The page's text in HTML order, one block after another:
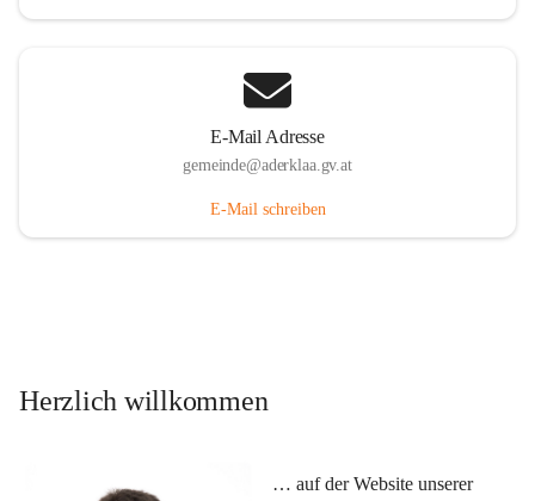
E-Mail Adresse
gemeinde@aderklaa.gv.at
E-Mail schreiben
Herzlich willkommen
… auf der Website unserer